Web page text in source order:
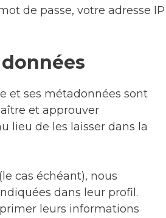
de passe, votre adresse IP
et ses métadonnées sont
et approuver
lieu de les laisser dans la
cas échéant), nous
dans leur profil.
leurs informations